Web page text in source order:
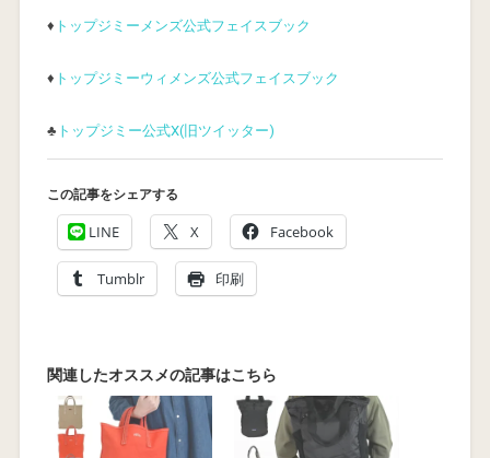
♦ トップジミーメンズ公式フェイスブック
♦ トップジミーウィメンズ公式フェイスブック
♣ トップジミー公式X(旧ツイッター)
この記事をシェアする
LINE X Facebook
Tumblr 印刷